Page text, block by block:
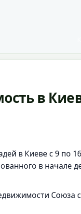
в
в Киеве с 9 по
в начале
Союза